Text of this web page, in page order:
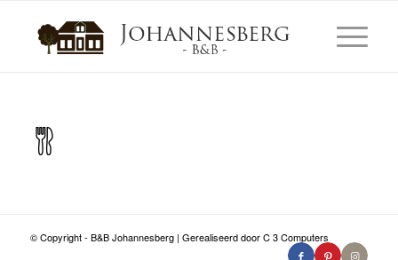
© Copyright - B&B Johannesberg | Gerealiseerd door C 3 Computers